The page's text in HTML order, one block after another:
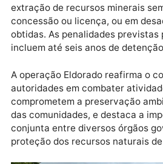
O garimpo ilegal, além de ser
tem graves consequências
para as comunidades locais. O
tóxicas nos processos de
da região.
Os responsáveis pela
pelos crimes de usurpação de
extração de recursos minerais